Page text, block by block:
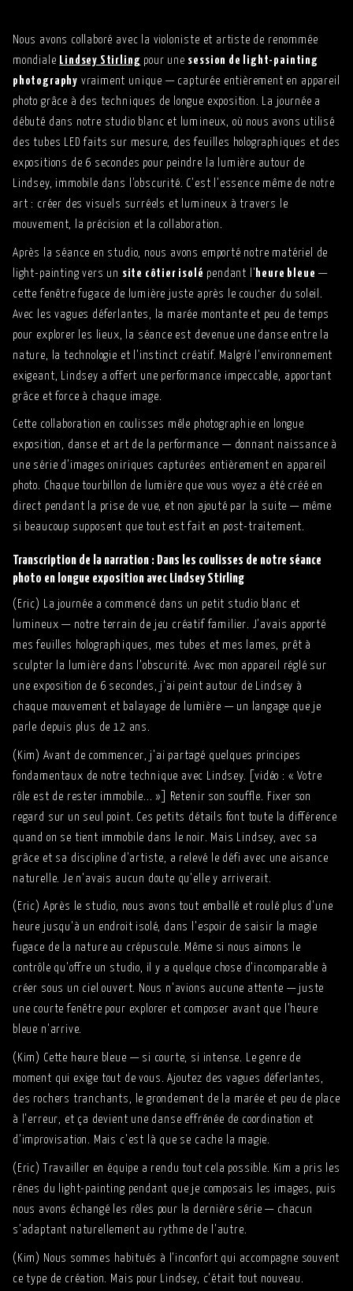
Nous avons collaboré avec la violoniste et artiste de renommée
mondiale Lindsey Stirling pour une session de light-painting
photography vraiment unique — capturée entièrement en appareil
photo grâce à des techniques de longue exposition. La journée a
débuté dans notre studio blanc et lumineux, où nous avons utilisé
des tubes LED faits sur mesure, des feuilles holographiques et des
expositions de 6 secondes pour peindre la lumière autour de
Lindsey, immobile dans l'obscurité. C'est l'essence même de notre
art : créer des visuels surréels et lumineux à travers le
mouvement, la précision et la collaboration.
Après la séance en studio, nous avons emporté notre matériel de
light-painting vers un site côtier isolé pendant l' heure bleue —
cette fenêtre fugace de lumière juste après le coucher du soleil.
Avec les vagues déferlantes, la marée montante et peu de temps
pour explorer les lieux, la séance est devenue une danse entre la
nature, la technologie et l'instinct créatif. Malgré l'environnement
exigeant, Lindsey a offert une performance impeccable, apportant
grâce et force à chaque image.
Cette collaboration en coulisses mêle photographie en longue
exposition, danse et art de la performance — donnant naissance à
une série d'images oniriques capturées entièrement en appareil
photo. Chaque tourbillon de lumière que vous voyez a été créé en
direct pendant la prise de vue, et non ajouté par la suite — même
si beaucoup supposent que tout est fait en post-traitement.
Transcription de la narration : Dans les coulisses de notre séance
photo en longue exposition avec Lindsey Stirling
(Eric) La journée a commencé dans un petit studio blanc et
lumineux — notre terrain de jeu créatif familier. J'avais apporté
mes feuilles holographiques, mes tubes et mes lames, prêt à
sculpter la lumière dans l'obscurité. Avec mon appareil réglé sur
une exposition de 6 secondes, j'ai peint autour de Lindsey à
chaque mouvement et balayage de lumière — un langage que je
parle depuis plus de 12 ans.
(Kim) Avant de commencer, j'ai partagé quelques principes
fondamentaux de notre technique avec Lindsey. [vidéo : « Votre
rôle est de rester immobile... »] Retenir son souffle. Fixer son
regard sur un seul point. Ces petits détails font toute la différence
quand on se tient immobile dans le noir. Mais Lindsey, avec sa
grâce et sa discipline d'artiste, a relevé le défi avec une aisance
naturelle. Je n'avais aucun doute qu'elle y arriverait.
(Eric) Après le studio, nous avons tout emballé et roulé plus d'une
heure jusqu'à un endroit isolé, dans l'espoir de saisir la magie
fugace de la nature au crépuscule. Même si nous aimons le
contrôle qu'offre un studio, il y a quelque chose d'incomparable à
créer sous un ciel ouvert. Nous n'avions aucune attente — juste
une courte fenêtre pour explorer et composer avant que l'heure
bleue n'arrive.
(Kim) Cette heure bleue — si courte, si intense. Le genre de
moment qui exige tout de vous. Ajoutez des vagues déferlantes,
des rochers tranchants, le grondement de la marée et peu de place
à l'erreur, et ça devient une danse effrénée de coordination et
d'improvisation. Mais c'est là que se cache la magie.
(Eric) Travailler en équipe a rendu tout cela possible. Kim a pris les
rênes du light-painting pendant que je composais les images, puis
nous avons échangé les rôles pour la dernière série — chacun
s'adaptant naturellement au rythme de l'autre.
(Kim) Nous sommes habitués à l'inconfort qui accompagne souvent
ce type de création. Mais pour Lindsey, c'était tout nouveau.